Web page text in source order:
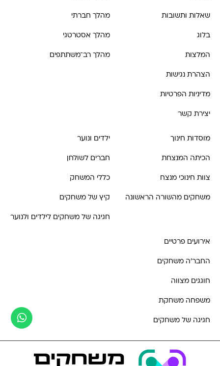
שאלות ותשובות
בלוג
המלצות
הצהרת נגישות
מדיניות הפרטיות
יצירת קשר
מהלך חברתי
מהלך אסטרטגי
מהלך רב־משתתפים
מוסדות חינוך
הכיתה המנצחת
צוות חינוכי מנצח
משחקים מהשורה הראשונה
ילדים ונוער
חברים לשולחן
כללי המשחק
קיץ של משחקים
חגיגה של משחקים לילדים ולנוער
אירועים פרטיים
החבר'ה משחקים
חוגגים מצווה
משפחה משחקת
חגיגה של משחקים